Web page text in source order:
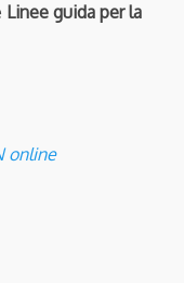
Linee guida per la
online